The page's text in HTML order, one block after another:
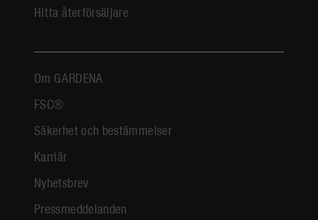
Hitta återförsäljare
Om GARDENA
FSC®
Säkerhet och bestämmelser
Karriär
Nyhetsbrev
Pressmeddelanden